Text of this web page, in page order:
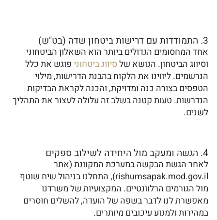
3. התמודדות עם דרישות ביטחון שדה (בט"ש)
אחד המחסומים הגדולים ביותר הוא השאלון הביטחוני
וסיווג הביטחון. הנושא שלסיווג ביטחוניפוגש את כלל
הנרשמים. ליווינו את הלקוח בהבנת הדרישות, מילוי
הטפסים בצורה כנה ומדויקת, והכנה לקראת הבדיקות
הנדרשות. טעות קטנה בשלב זה עלולה לעצור את התהליך
לשנים.
4. הגשה ומעקב מול היחידה לשילוב ספקים
לאחר הגשת הבקשה במערכת המקוונת (אתר
rishumsapak.mod.gov.il), התחלנו בניהול שיח שוטף
מול הגורמים הרלוונטיים. המקצועיות של משרדנו
מאפשרת לנו לדבר בשפה של הועדה, להשלים חוסרים
במהירות ולמנוע עיכובים מיותרים.